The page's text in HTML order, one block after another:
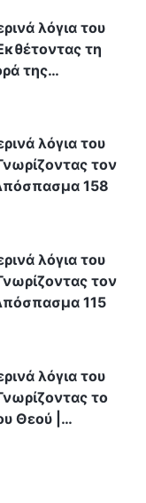
λόγια του
τη
της
λόγια του
τον
158
λόγια του
τον
115
λόγια του
το
Θεού |